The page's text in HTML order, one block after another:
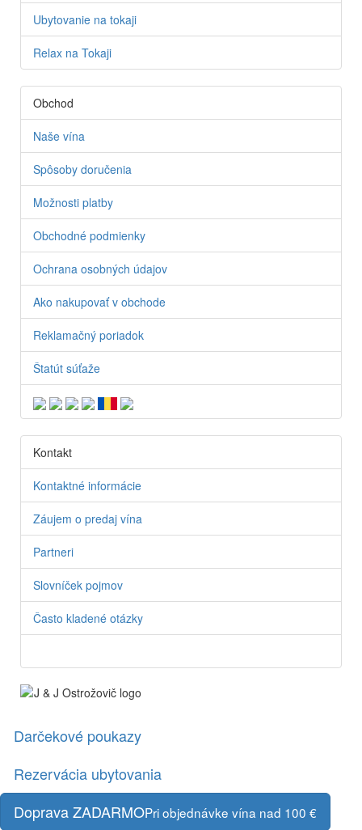
Ubytovanie na tokaji
Relax na Tokaji
Obchod
Naše vína
Spôsoby doručenia
Možnosti platby
Obchodné podmienky
Ochrana osobných údajov
Ako nakupovať v obchode
Reklamačný poriadok
Štatút súťaže
Kontakt
Kontaktné informácie
Záujem o predaj vína
Partneri
Slovníček pojmov
Často kladené otázky
Darčekové poukazy
Rezervácia ubytovania
Doprava ZADARMOPri objednávke vína nad 100 €